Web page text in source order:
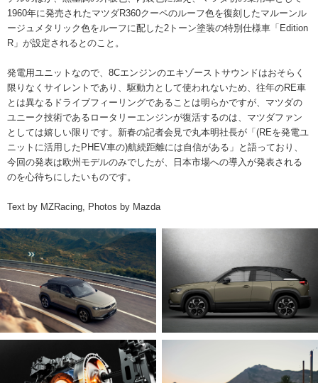
1960年に発売されたマツダR360クーペのルーフ色を復刻したマルーンル
ージュメタリック色をルーフに配した2トーン塗装の特別仕様車「Edition
R」が設定されるとのこと。
発電用ユニットなので、8Cエンジンのエキゾーストサウンドはおそらく
限りなくサイレントであり、駆動力として使われないため、往年のRE車
とは異なるドライブフィーリングであることは明らかですが、マツダの
ユニーク技術であるロータリーエンジンが復活するのは、マツダファン
としては嬉しい限りです。新春の記者会見で丸本明社長が「(REを発電ユ
ニットに活用したPHEV車の)航続距離には自信がある」と語っており、
今回の発表は欧州モデルのみでしたが、日本市場への導入が発表される
のを心待ちにしたいものです。
Text by MZRacing, Photos by Mazda